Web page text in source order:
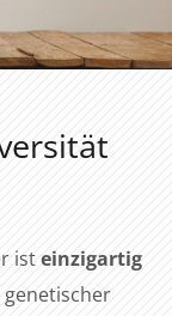
isteinzigartig